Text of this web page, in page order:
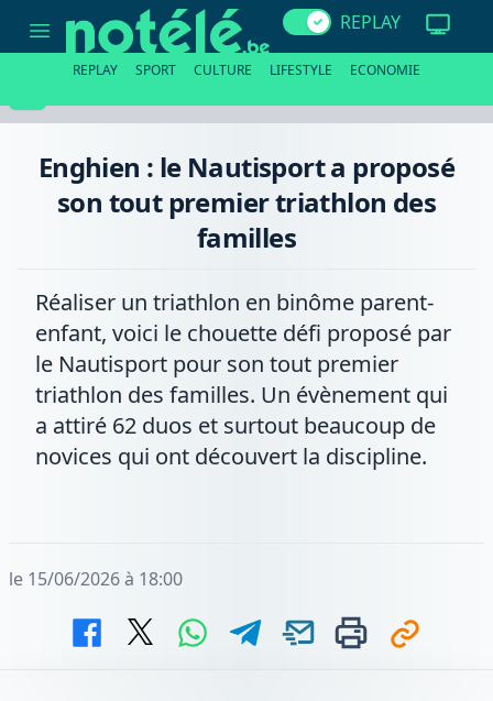
son
triathlon
REPLAY
REPLAY SPORT CULTURE LIFESTYLE ECONOMIE
Enghien : le Nautisport a proposé
son tout premier triathlon des
familles
Réaliser un triathlon en binôme parent-
enfant, voici le chouette défi proposé par
le Nautisport pour son tout premier
triathlon des familles. Un évènement qui
a attiré 62 duos et surtout beaucoup de
novices qui ont découvert la discipline.
le 15/06/2026 à 18:00